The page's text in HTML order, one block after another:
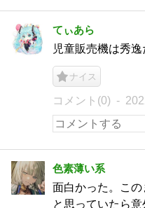
てぃあら
児童販売機は秀逸
ナイス
コメント(0)
色素薄い系
面白かった。こ
と思っていたら